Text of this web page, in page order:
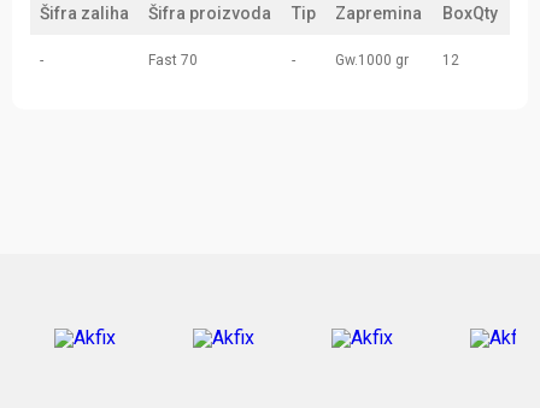
Šifra zaliha Šifra proizvoda Tip Zapremina BoxQty
- Fast 70 - Gw.1000 gr 12